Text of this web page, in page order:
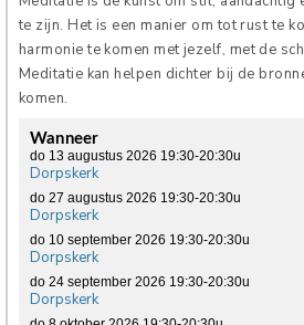
te zijn. Het is een manier om tot rust te
harmonie te komen met jezelf, met de
Meditatie kan helpen dichter bij de
komen.
Wanneer
do 13 augustus 2026 19:30-20:30u
Dorpskerk
do 27 augustus 2026 19:30-20:30u
Dorpskerk
do 10 september 2026 19:30-20:30u
Dorpskerk
do 24 september 2026 19:30-20:30u
Dorpskerk